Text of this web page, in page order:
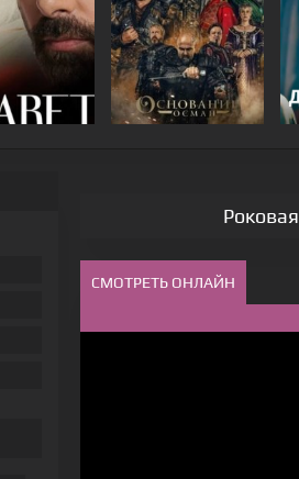
СМОТРЕТЬ ОНЛАЙН